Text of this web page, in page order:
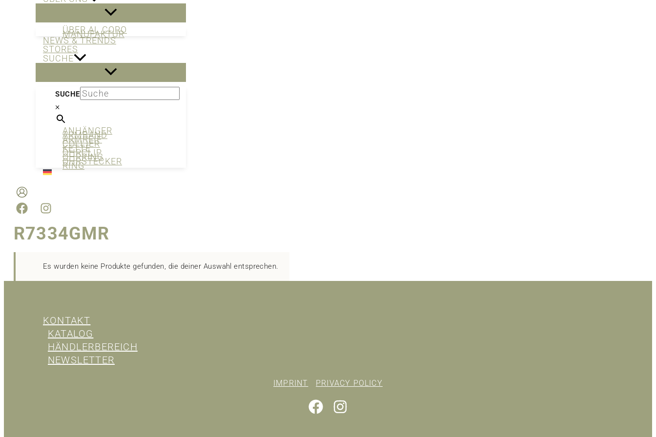
ÜBER AL CORO
MANUFAKTUR
NEWS & TRENDS
STORES
SUCHE
SUCHE
×
ANHÄNGER
ARMBAND
ARMREIF
COLLIER
KETTE
OHRCLIP
OHRRING
OHRSTECKER
RING
R7334GMR
Es wurden keine Produkte gefunden, die deiner Auswahl entsprechen.
KONTAKT
KATALOG
HÄNDLERBEREICH
NEWSLETTER
IMPRINT PRIVACY POLICY